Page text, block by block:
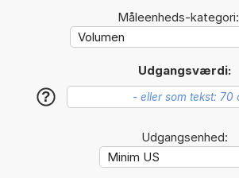
Måleenheds-kategori:
Udgangsværdi:
?
Udgangsenhed: